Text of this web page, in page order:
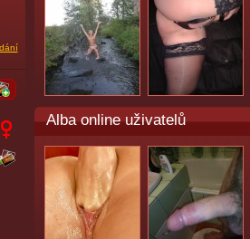
Alba online uživatelů